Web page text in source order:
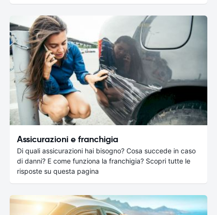
Assicurazioni e franchigia
Di quali assicurazioni hai bisogno? Cosa succede in caso
di danni? E come funziona la franchigia? Scopri tutte le
risposte su questa pagina